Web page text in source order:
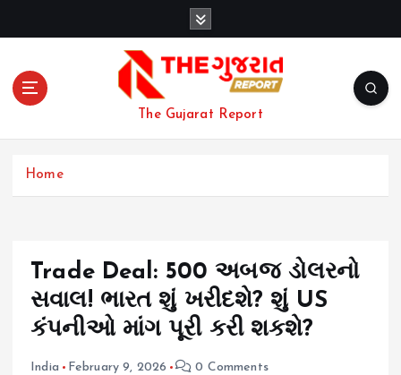
The Gujarat Report
Home
Trade Deal: 500 અબજ ડોલરનો
સવાલ! ભારત શું ખરીદશે? શું US
કંપનીઓ માંગ પૂરી કરી શકશે?
India February 9, 2026 0 Comments